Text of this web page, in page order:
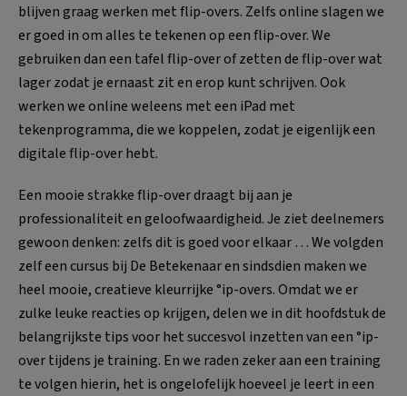
blijven graag werken met flip-overs. Zelfs online slagen we
er goed in om alles te tekenen op een flip-over. We
gebruiken dan een tafel flip-over of zetten de flip-over wat
lager zodat je ernaast zit en erop kunt schrijven. Ook
werken we online weleens met een iPad met
tekenprogramma, die we koppelen, zodat je eigenlijk een
digitale flip-over hebt.
Een mooie strakke flip-over draagt bij aan je
professionaliteit en geloofwaardigheid. Je ziet deelnemers
gewoon denken: zelfs dit is goed voor elkaar … We volgden
zelf een cursus bij De Betekenaar en sindsdien maken we
heel mooie, creatieve kleurrijke °ip-overs. Omdat we er
zulke leuke reacties op krijgen, delen we in dit hoofdstuk de
belangrijkste tips voor het succesvol inzetten van een °ip-
over tijdens je training. En we raden zeker aan een training
te volgen hierin, het is ongelofelijk hoeveel je leert in een